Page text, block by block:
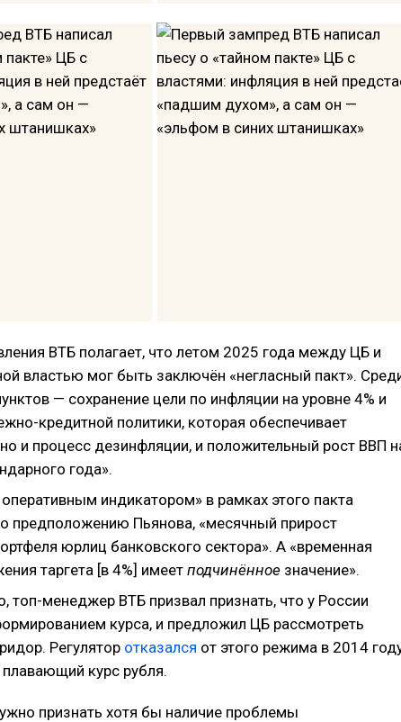
ВТБ полагает, что летом 2025 года между ЦБ и
властью мог быть заключён «негласный пакт».
— сохранение цели по инфляции на уровне 4% и
кредитной политики, которая обеспечивает
и процесс дезинфляции, и положительный рост ВВП
года».
индикатором» в рамках этого пакта
предположению Пьянова, «месячный прирост
юрлиц банковского сектора». А «временная
таргета [в 4%] имеет подчинённое значение».
топ-менеджер ВТБ призвал признать, что у России
курса, и предложил ЦБ рассмотреть
Регулятор отказался от этого режима в 2014
курс рубля.
признать хотя бы наличие проблемы